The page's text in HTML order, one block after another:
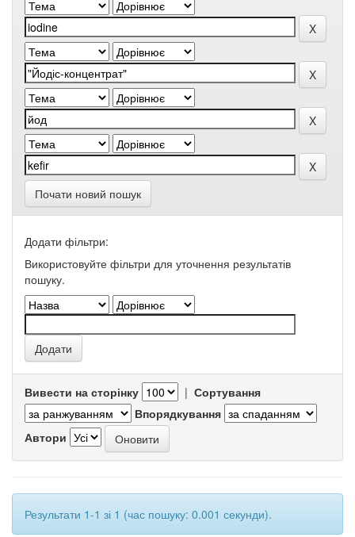
Почати новий пошук
Додати фільтри:
Використовуйте фільтри для уточнення результатів
пошуку.
Вивести на сторінку | Сортування
Впорядкування
Автори
Результати 1-1 зі 1 (час пошуку: 0.001 секунди).